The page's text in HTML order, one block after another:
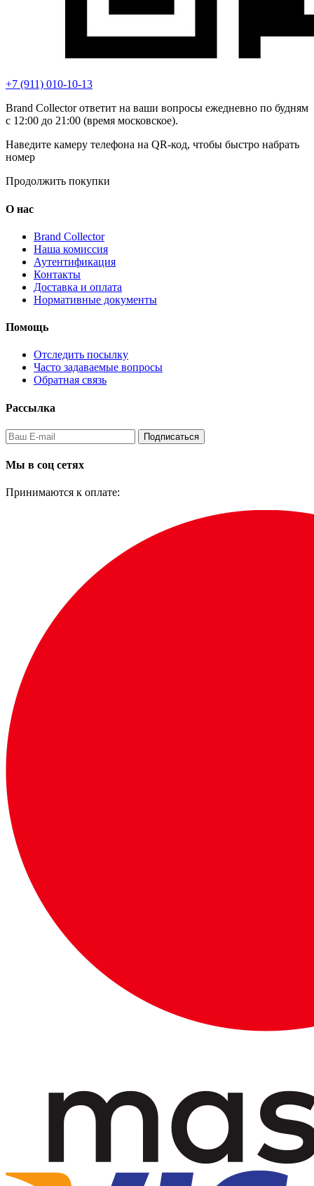
+7 (911) 010-10-13
Brand Collector ответит на ваши вопросы ежедневно по будням
с 12:00 до 21:00 (время московское).
Наведите камеру телефона на QR-код, чтобы быстро набрать
номер
Продолжить покупки
О нас
Brand Collector
Наша комиссия
Аутентификация
Контакты
Доставка и оплата
Нормативные документы
Помощь
Отследить посылку
Часто задаваемые вопросы
Обратная связь
Рассылка
Подписаться
Мы в соц сетях
Принимаются к оплате: